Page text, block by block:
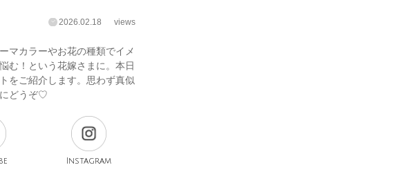
2026.02.18 views
マカラーやお花の種類でイメ
む！という花嫁さまに。本日
をご紹介します。思わず真似
にどうぞ♡
Instagram